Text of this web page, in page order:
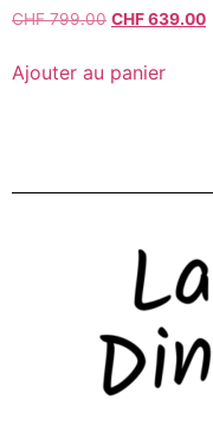
CHF799.00 CHF639.00
Ajouter au panier